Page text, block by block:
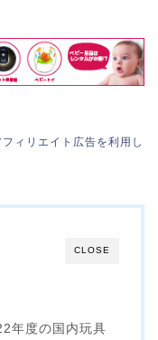
ィリエイト広告を利用し
CLOSE
年度の国内玩具